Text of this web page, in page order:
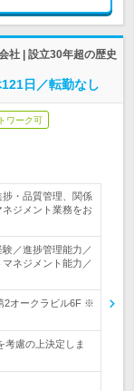
社 | 設立30年超の歴史
日／転勤なし
ワーク可
・品質管理、関係
ジメント業務をお
／進捗管理能力／
ネジメント能力／
2オークラビル6F ※
考慮の上決定しま